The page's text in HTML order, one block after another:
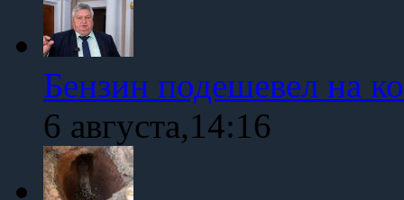
Бензин подешевел на
6 августа,14:16